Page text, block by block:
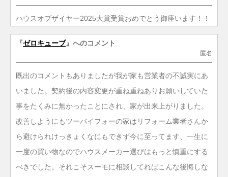
ハウスオブザイヤー2025大賞受賞おめでとう御座います！！
『ゼロキューブ』へのコメント
匿名
既出のコメントもありましたが我が家も営業者の不誠実にあ
いました。契約後の内容変更が重ね重ねありお願いしていた
事をたくみに無かったことにされ、家が出来上がりました。
改善しようにもツーバイフォーの家はリフォーム業者さんか
ら避けられけっきょくなにもできず今に至ってます、一生に
一度の買い物なのでハウスメーカー選びはもっと慎重にする
べきでした。それこそスーモに相談してればこんな後悔しな